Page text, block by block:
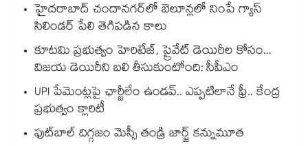
హైదరాబాద్⁪ చందానగర్⁫లో బెలూన్లలో నింపే గ్యాస్
సిలిండర్ పేలి తెగిపడిన కాలు
కూటమి ప్రభుత్వం హెరిటేజ్, ప్రైవేట్ డెయిరీల కోసం...
విజయ డెయిరీని బలి తీసుకుంటోంది: సీపీఎం
UPI పేమెంట్లపై ఛార్జీలేం ఉండవ్.. ఎప్పటిలానే ఫ్రీ.. కేంద్ర
ప్రభుత్వం క్లారిటీ
ఫుట్‎బాల్ దిగ్గజం మెస్సీ తండ్రి జార్జ్ కన్నుమూత